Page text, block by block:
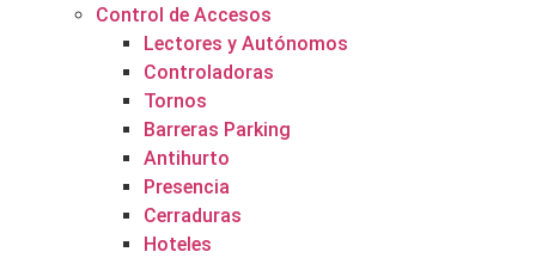
Control de Accesos
Lectores y Autónomos
Controladoras
Tornos
Barreras Parking
Antihurto
Presencia
Cerraduras
Hoteles